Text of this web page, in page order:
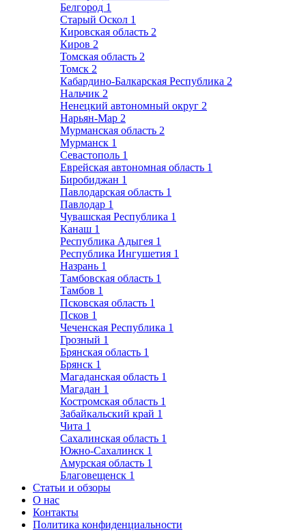
Белгород 1
Старый Оскол 1
Кировская область 2
Киров 2
Томская область 2
Томск 2
Кабардино-Балкарская Республика 2
Нальчик 2
Ненецкий автономный округ 2
Нарьян-Мар 2
Мурманская область 2
Мурманск 1
Севастополь 1
Еврейская автономная область 1
Биробиджан 1
Павлодарская область 1
Павлодар 1
Чувашская Республика 1
Канаш 1
Республика Адыгея 1
Республика Ингушетия 1
Назрань 1
Тамбовская область 1
Тамбов 1
Псковская область 1
Псков 1
Чеченская Республика 1
Грозный 1
Брянская область 1
Брянск 1
Магаданская область 1
Магадан 1
Костромская область 1
Забайкальский край 1
Чита 1
Сахалинская область 1
Южно-Сахалинск 1
Амурская область 1
Благовещенск 1
Статьи и обзоры
О нас
Контакты
Политика конфиденциальности